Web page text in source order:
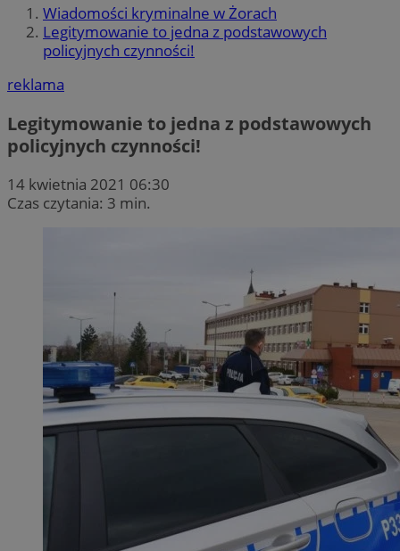
Wiadomości kryminalne w Żorach
Legitymowanie to jedna z podstawowych
policyjnych czynności!
reklama
Legitymowanie to jedna z podstawowych
policyjnych czynności!
14 kwietnia 2021 06:30
Czas czytania: 3 min.